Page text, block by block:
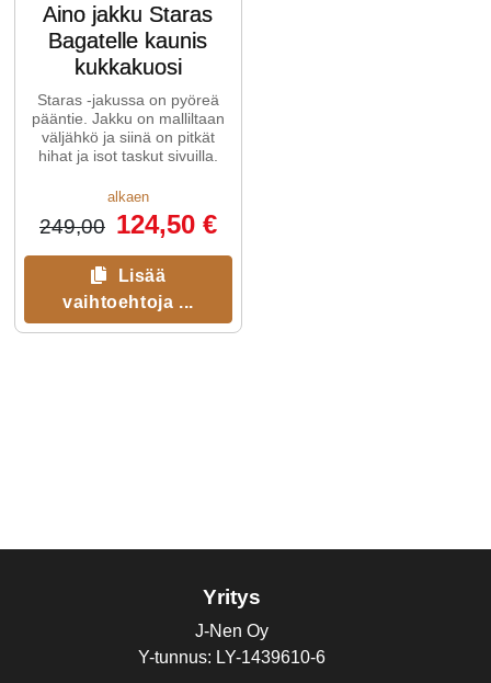
Aino jakku Staras
Bagatelle kaunis
kukkakuosi
Staras -jakussa on pyöreä
pääntie. Jakku on malliltaan
väljähkö ja siinä on pitkät
hihat ja isot taskut sivuilla.
alkaen
249,00 124,50 €
Lisää
vaihtoehtoja ...
Yritys
J-Nen Oy
Y-tunnus: LY-1439610-6